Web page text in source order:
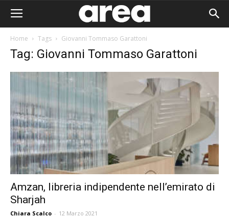
Home Tags Giovanni Tommaso Garattoni
Tag: Giovanni Tommaso Garattoni
Amzan, libreria indipendente nell’emirato di
Sharjah
Chiara Scalco - 12 Marzo 2021